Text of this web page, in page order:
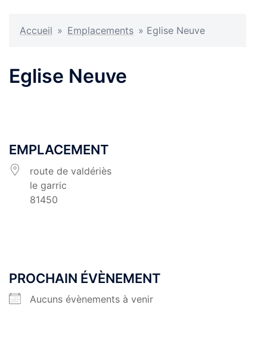
Accueil » Emplacements » Eglise Neuve
Eglise Neuve
EMPLACEMENT
route de valdériès
le garric
81450
PROCHAIN ÉVÈNEMENT
Aucuns évènements à venir